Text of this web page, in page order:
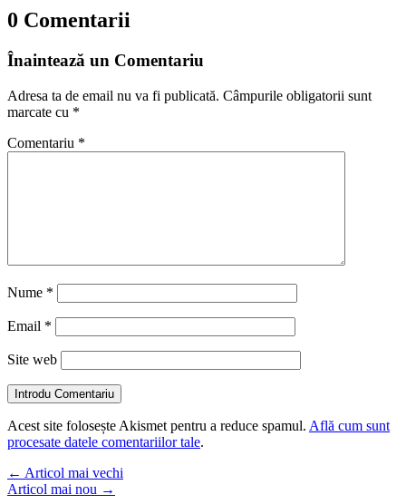
0 Comentarii
Înaintează un Comentariu
Adresa ta de email nu va fi publicată. Câmpurile obligatorii sunt
marcate cu *
Comentariu *
Nume *
Email *
Site web
Introdu Comentariu
Acest site folosește Akismet pentru a reduce spamul. Află cum sunt
procesate datele comentariilor tale.
← Articol mai vechi
Articol mai nou →